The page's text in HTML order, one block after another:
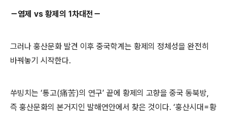
－염제 vs 황제의 1차대전－
그러나 훙산문화 발견 이후 중국학계는 황제의 정체성을 완전히
바꿔놓기 시작한다.
쑤빙치는 ‘통고(痛苦)의 연구’ 끝에 황제의 고향을 중국 동북방,
즉 훙산문화의 본거지인 발해연안에서 찾은 것이다. ‘훙산시대=황